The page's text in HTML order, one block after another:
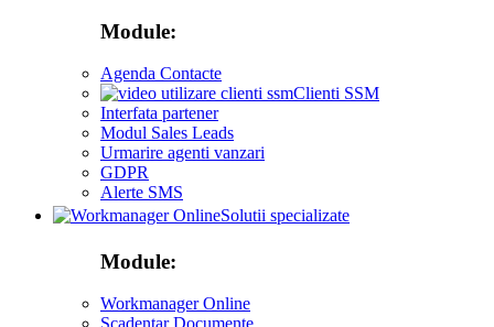
Module:
Agenda Contacte
Clienti SSM
Interfata partener
Modul Sales Leads
Urmarire agenti vanzari
GDPR
Alerte SMS
Solutii specializate
Module:
Workmanager Online